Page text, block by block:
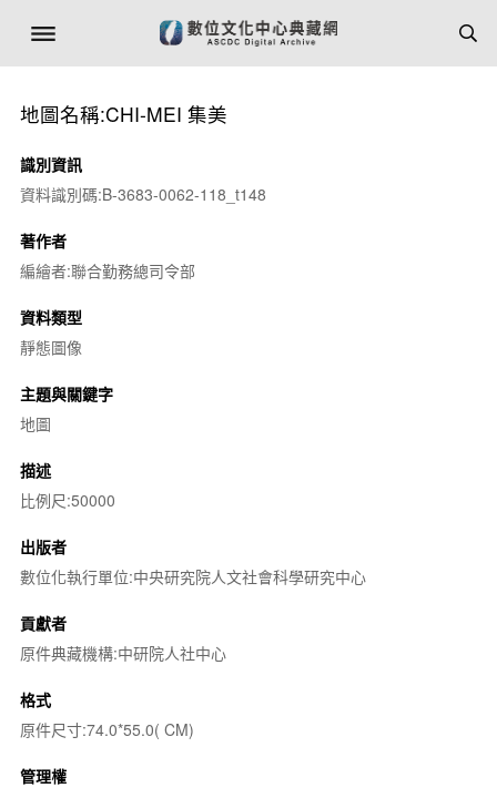
地圖名稱:CHI-MEI 集美
識別資訊
資料識別碼:B-3683-0062-118_t148
著作者
編繪者:聯合勤務總司令部
資料類型
靜態圖像
主題與關鍵字
地圖
描述
比例尺:50000
出版者
數位化執行單位:中央研究院人文社會科學研究中心
貢獻者
原件典藏機構:中研院人社中心
格式
原件尺寸:74.0*55.0( CM)
管理權